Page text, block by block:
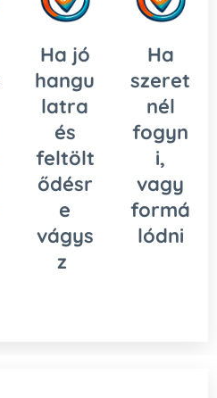
Ha jó
hangu
latra
és
feltölt
ődésr
e
vágys
z
Ha
szeret
nél
fogyn
i,
vagy
formá
lódni